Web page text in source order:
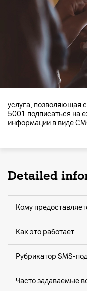
услуга, позволяющая
5001 подписаться на
информации в виде
Detailed
Кому
Как это работает
Рубрикатор SMS-
Часто задаваемые